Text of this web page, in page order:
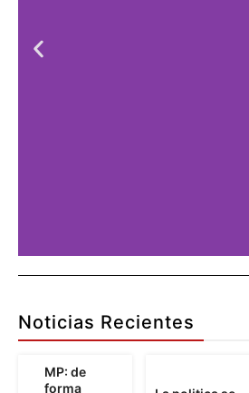
Aquí
Noticias Recientes
MP: de
forma